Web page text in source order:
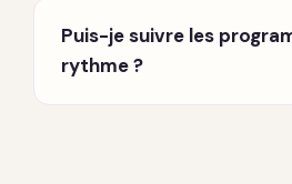
Un enseignant partage et
questions. Vous recevez les
email dès votre inscription.
Puis-je suivre les
rythme ?